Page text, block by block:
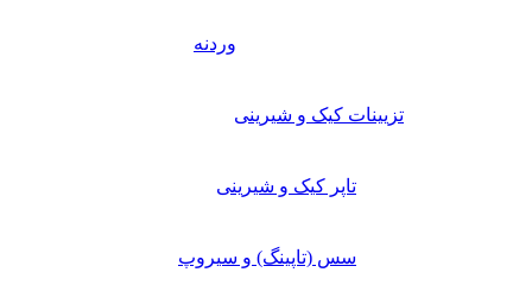
وردنه
تزیینات کیک و شیرینی
تاپر کیک و شیرینی
سس (تاپینگ) و سیروپ